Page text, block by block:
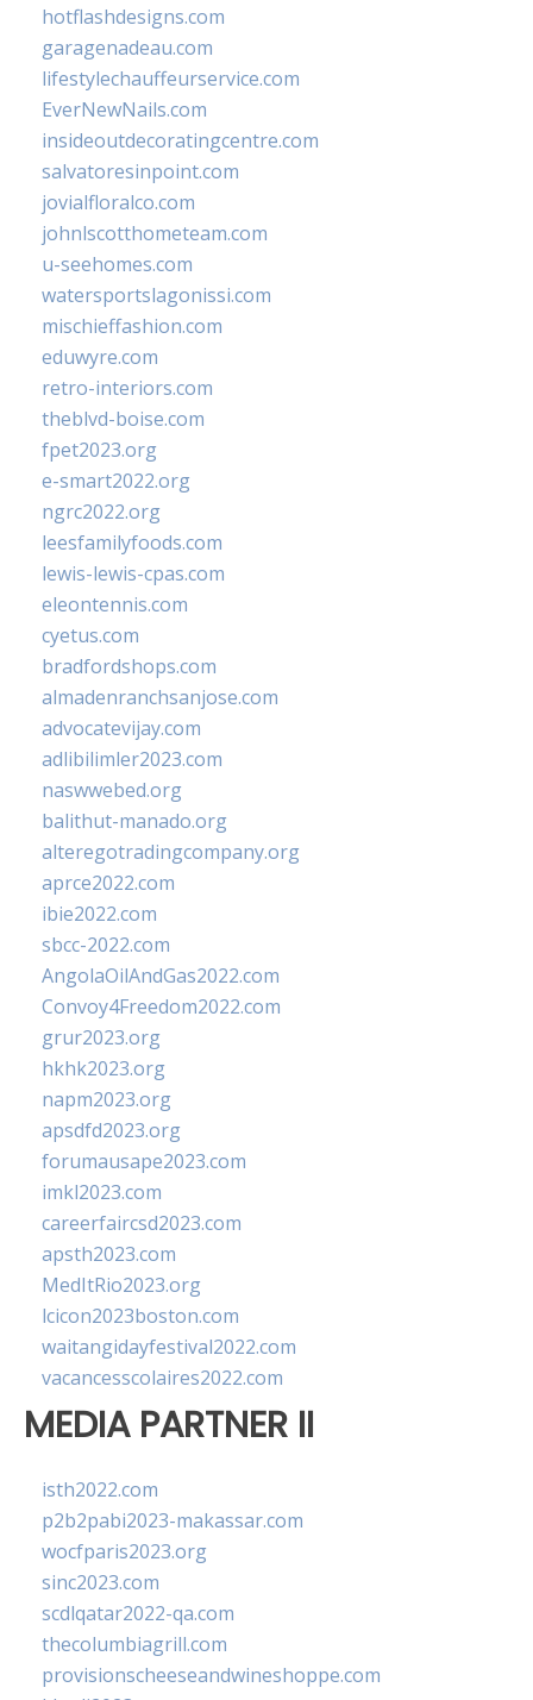
hotflashdesigns.com
garagenadeau.com
lifestylechauffeurservice.com
EverNewNails.com
insideoutdecoratingcentre.com
salvatoresinpoint.com
jovialfloralco.com
johnlscotthometeam.com
u-seehomes.com
watersportslagonissi.com
mischieffashion.com
eduwyre.com
retro-interiors.com
theblvd-boise.com
fpet2023.org
e-smart2022.org
ngrc2022.org
leesfamilyfoods.com
lewis-lewis-cpas.com
eleontennis.com
cyetus.com
bradfordshops.com
almadenranchsanjose.com
advocatevijay.com
adlibilimler2023.com
naswwebed.org
balithut-manado.org
alteregotradingcompany.org
aprce2022.com
ibie2022.com
sbcc-2022.com
AngolaOilAndGas2022.com
Convoy4Freedom2022.com
grur2023.org
hkhk2023.org
napm2023.org
apsdfd2023.org
forumausape2023.com
imkl2023.com
careerfaircsd2023.com
apsth2023.com
MedItRio2023.org
lcicon2023boston.com
waitangidayfestival2022.com
vacancesscolaires2022.com
MEDIA PARTNER II
isth2022.com
p2b2pabi2023-makassar.com
wocfparis2023.org
sinc2023.com
scdlqatar2022-qa.com
thecolumbiagrill.com
provisionscheeseandwineshoppe.com